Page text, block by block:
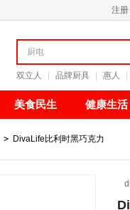
注册
双立人 品牌厨具 惠人
美食民生 健康生活
> DivaLife比利时黑巧克力